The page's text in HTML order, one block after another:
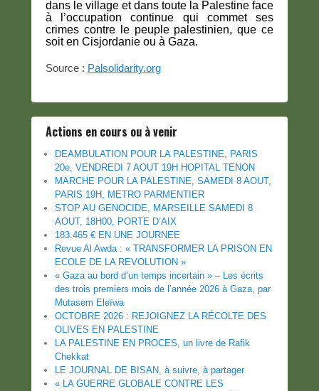
dans le village et dans toute la Palestine face
à l’occupation continue qui commet ses
crimes contre le peuple palestinien, que ce
soit en Cisjordanie ou à Gaza.
Source : Palsolidarity.org
Actions en cours ou à venir
DEAMBULATION POUR LA PALESTINE, PARIS
20e, VENDREDI 7 AOUT 19H HOPITAL TENON
MARCHE POUR LA PALESTINE, SAMEDI 8 AOUT,
PARIS 19H, METRO PARMENTIER
STOP AU GENOCIDE, MARSEILLE SAMEDI 8
AOUT, 18H00, PORTE D’AIX
183.465 € EN UNE JOURNEE
Revue Al Awda : « TRANSFORMER LA PRISON EN
ECOLE DE LA REVOLUTION »
« Gaza au bord d’un temps incertain » – Les écrits
des trois premiers mois de l’année 2026 à Gaza, par
Mutasem Eleïwa
OCTOBRE 2026 : REJOIGNEZ LA RÉCOLTE DES
OLIVES EN PALESTINE
LA PALESTINE EN PROCES, un livre de Rafik
Chekkat
LE JOURNAL DE BISAN, à suivre, à partager
« LA GUERRE GLOBALE CONTRE LES